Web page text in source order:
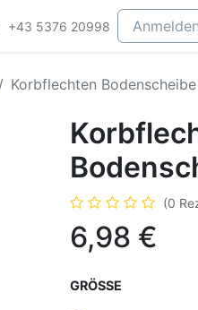
Hilfe
+43 5376 20998 Anmelden
Korbflechten Bodenscheibe
(0
6,98 €
GRÖSSE